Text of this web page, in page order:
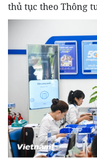
thủ tục theo Thông